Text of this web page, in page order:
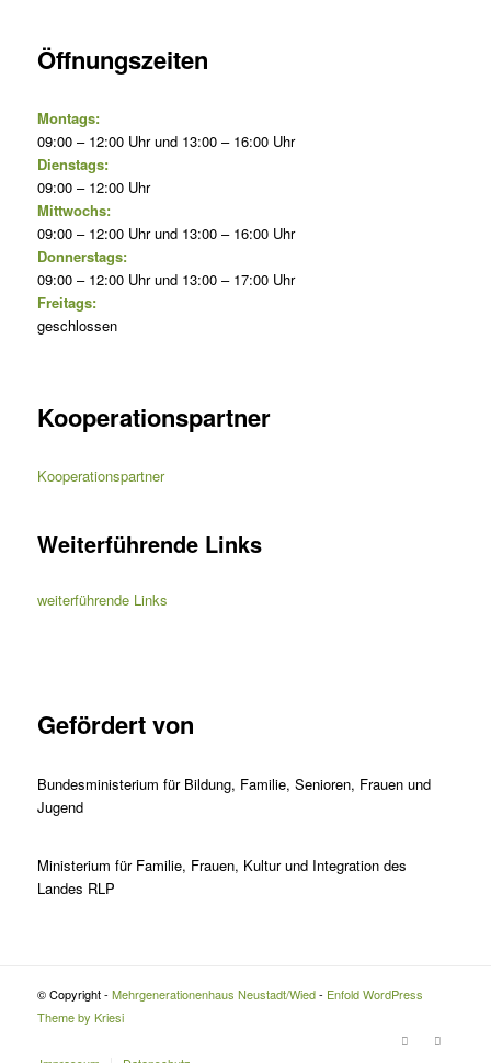
Öffnungszeiten
Montags:
09:00 – 12:00 Uhr und 13:00 – 16:00 Uhr
Dienstags:
09:00 – 12:00 Uhr
Mittwochs:
09:00 – 12:00 Uhr und 13:00 – 16:00 Uhr
Donnerstags:
09:00 – 12:00 Uhr und 13:00 – 17:00 Uhr
Freitags:
geschlossen
Kooperationspartner
Kooperationspartner
Weiterführende Links
weiterführende Links
Gefördert von
Bundesministerium für Bildung, Familie, Senioren, Frauen und
Jugend
Ministerium für Familie, Frauen, Kultur und Integration des
Landes RLP
© Copyright - Mehrgenerationenhaus Neustadt/Wied- Enfold WordPress
Theme by Kriesi